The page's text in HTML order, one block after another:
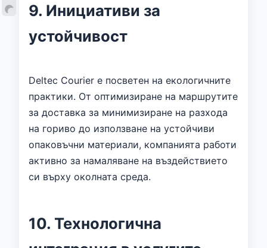
9. Инициативи за
устойчивост
Deltec Courier е посветен на екологичните
практики. От оптимизиране на маршрутите
за доставка за минимизиране на разхода
на гориво до използване на устойчиви
опаковъчни материали, компанията работи
активно за намаляване на въздействието
си върху околната среда.
10. Технологична